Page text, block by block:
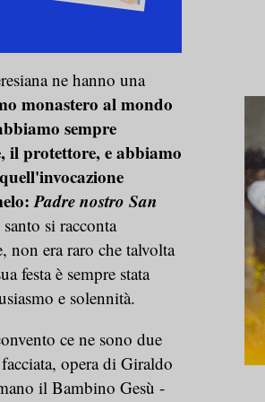
ne hanno una
monastero al mondo
sempre
il protettore, e abbiamo
Padre nostro San
si racconta
non era raro che talvolta
festa è sempre stata
e solennità.
ce ne sono due
opera di Giraldo
il Bambino Gesù -